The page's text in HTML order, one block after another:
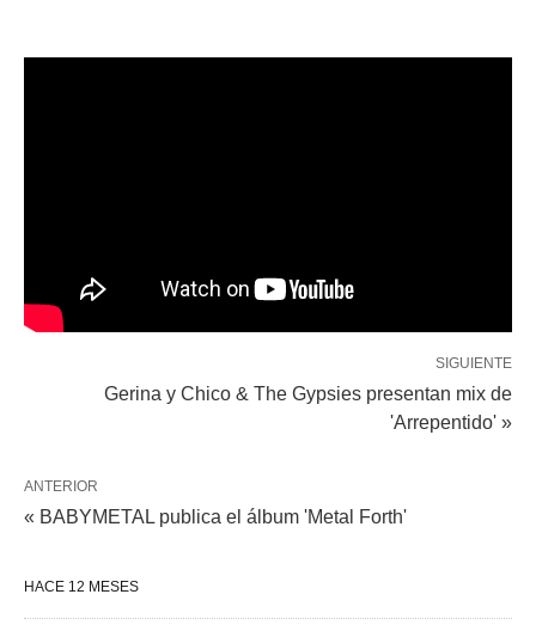
SIGUIENTE
Gerina y Chico & The Gypsies presentan mix de
'Arrepentido' »
ANTERIOR
« BABYMETAL publica el álbum 'Metal Forth'
HACE 12 MESES